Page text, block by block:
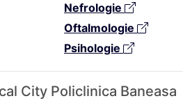
Nefrologie
Oftalmologie
Psihologie
City Policlinica Baneasa